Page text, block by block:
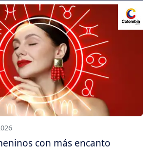
con más encanto